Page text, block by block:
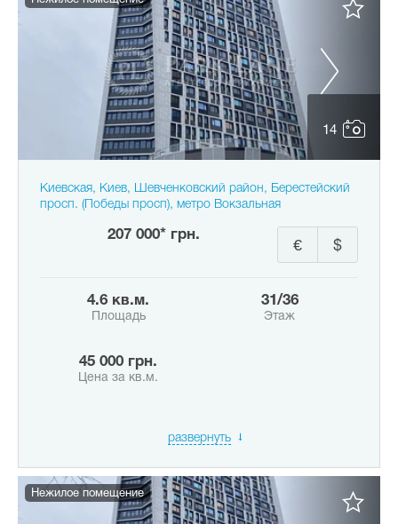
14
Киевская, Киев, Шевченковский район, Берестейский
просп. (Победы просп), метро Вокзальная
207 000* грн.
$
€
4.6 кв.м.
Площадь
31/36
Этаж
45 000 грн.
Цена за кв.м.
развернуть
Нежилое помещение